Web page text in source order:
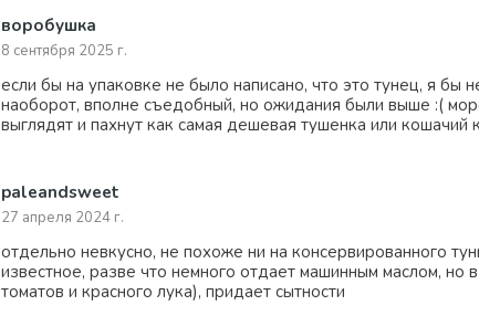
воробушка
8 сентября 2025 г.
если бы на упаковке не было написано, что это тунец, я бы
наоборот, вполне съедобный, но ожидания были выше :(
выглядят и пахнут как самая дешевая тушенка или
paleandsweet
27 апреля 2024 г.
отдельно невкусно, не похоже ни на консервированного
известное, разве что немного отдает машинным маслом, но
томатов и красного лука), придает сытности